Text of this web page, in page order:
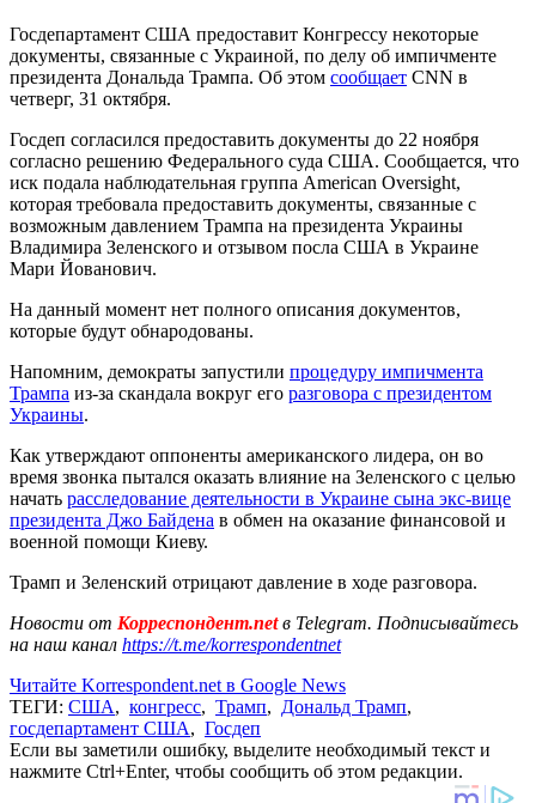
Госдепартамент США предоставит Конгрессу некоторые
документы, связанные с Украиной, по делу об импичменте
президента Дональда Трампа. Об этом сообщает CNN в
четверг, 31 октября.
Госдеп согласился предоставить документы до 22 ноября
согласно решению Федерального суда США. Сообщается, что
иск подала наблюдательная группа American Oversight,
которая требовала предоставить документы, связанные с
возможным давлением Трампа на президента Украины
Владимира Зеленского и отзывом посла США в Украине
Мари Йованович.
На данный момент нет полного описания документов,
которые будут обнародованы.
Напомним, демократы запустили процедуру импичмента
Трампа из-за скандала вокруг его разговора с президентом
Украины.
Как утверждают оппоненты американского лидера, он во
время звонка пытался оказать влияние на Зеленского с целью
начать расследование деятельности в Украине сына экс-вице
президента Джо Байдена в обмен на оказание финансовой и
военной помощи Киеву.
Трамп и Зеленский отрицают давление в ходе разговора.
Новости от Корреспондент.netв Telegram. Подписывайтесь
на наш канал https://t.me/korrespondentnet
Читайте Korrespondent.net в Google News
ТЕГИ: США, конгресс, Трамп, Дональд Трамп,
госдепартамент США, Госдеп
Если вы заметили ошибку, выделите необходимый текст и
нажмите Ctrl+Enter, чтобы сообщить об этом редакции.